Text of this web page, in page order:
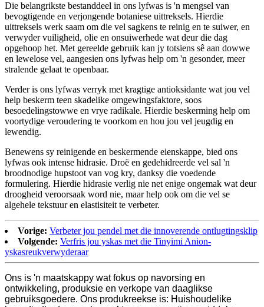
Die belangrikste bestanddeel in ons lyfwas is 'n mengsel van
bevogtigende en verjongende botaniese uittreksels. Hierdie
uittreksels werk saam om die vel sagkens te reinig en te suiwer, en
verwyder vuiligheid, olie en onsuiwerhede wat deur die dag
opgehoop het. Met gereelde gebruik kan jy totsiens sê aan dowwe
en lewelose vel, aangesien ons lyfwas help om 'n gesonder, meer
stralende gelaat te openbaar.
Verder is ons lyfwas verryk met kragtige antioksidante wat jou vel
help beskerm teen skadelike omgewingsfaktore, soos
besoedelingstowwe en vrye radikale. Hierdie beskerming help om
voortydige veroudering te voorkom en hou jou vel jeugdig en
lewendig.
Benewens sy reinigende en beskermende eienskappe, bied ons
lyfwas ook intense hidrasie. Droë en gedehidreerde vel sal 'n
broodnodige hupstoot van vog kry, danksy die voedende
formulering. Hierdie hidrasie verlig nie net enige ongemak wat deur
droogheid veroorsaak word nie, maar help ook om die vel se
algehele tekstuur en elastisiteit te verbeter.
Vorige: Verbeter jou pendel met die innoverende ontlugtingsklip
Volgende: Verfris jou yskas met die Tinyimi Anion-
yskasreukverwyderaar
Ons is 'n maatskappy wat fokus op navorsing en
ontwikkeling, produksie en verkope van daaglikse
gebruiksgoedere. Ons produkreekse is: Huishoudelike